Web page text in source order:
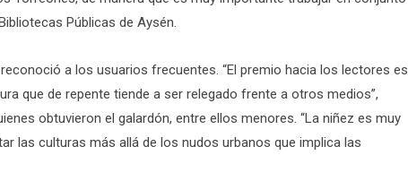
Públicas de Aysén.
a los usuarios frecuentes. “El premio hacia los lectores es
que de repente tiende a ser relegado frente a otros medios”,
obtuvieron el galardón, entre ellos menores. “La niñez es muy
las culturas más allá de los nudos urbanos que implica las